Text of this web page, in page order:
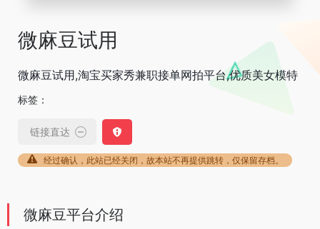
微麻豆试用
微麻豆试用,淘宝买家秀兼职接单网拍平台,优质美女模特
标签：
链接直达
经过确认，此站已经关闭，故本站不再提供跳转，仅保留存档。
微麻豆平台介绍